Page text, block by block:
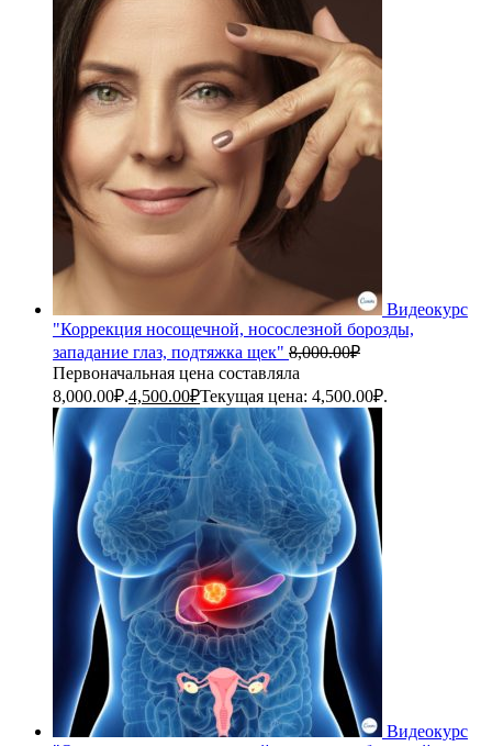
Видеокурс
"Коррекция носощечной, носослезной борозды,
западание глаз, подтяжка щек" 8,000.00₽
Первоначальная цена составляла
8,000.00₽.4,500.00₽Текущая цена: 4,500.00₽.
Видеокурс